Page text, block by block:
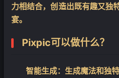
力相结合，创造出既有趣又独
宴。
Pixpic可以做什么？
智能生成：生成魔法和独